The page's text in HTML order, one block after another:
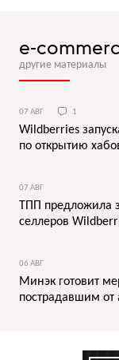
e-
другие материалы
07 АВГ 1
Wildberries
по открытию
07 АВГ
ТПП предложила
селлеров
06 АВГ
Минэк готовит
пострадавшим от